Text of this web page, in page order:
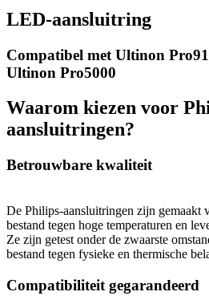
LED-aansluitring
Compatibel met Ultinon
Ultinon Pro5000
Waarom kiezen voor
aansluitringen?
Betrouwbare kwaliteit
De Philips-aansluitringen zijn gemaakt
bestand tegen hoge temperaturen en
Ze zijn getest onder de zwaarste
bestand tegen fysieke en thermische
Compatibiliteit gegarandeerd